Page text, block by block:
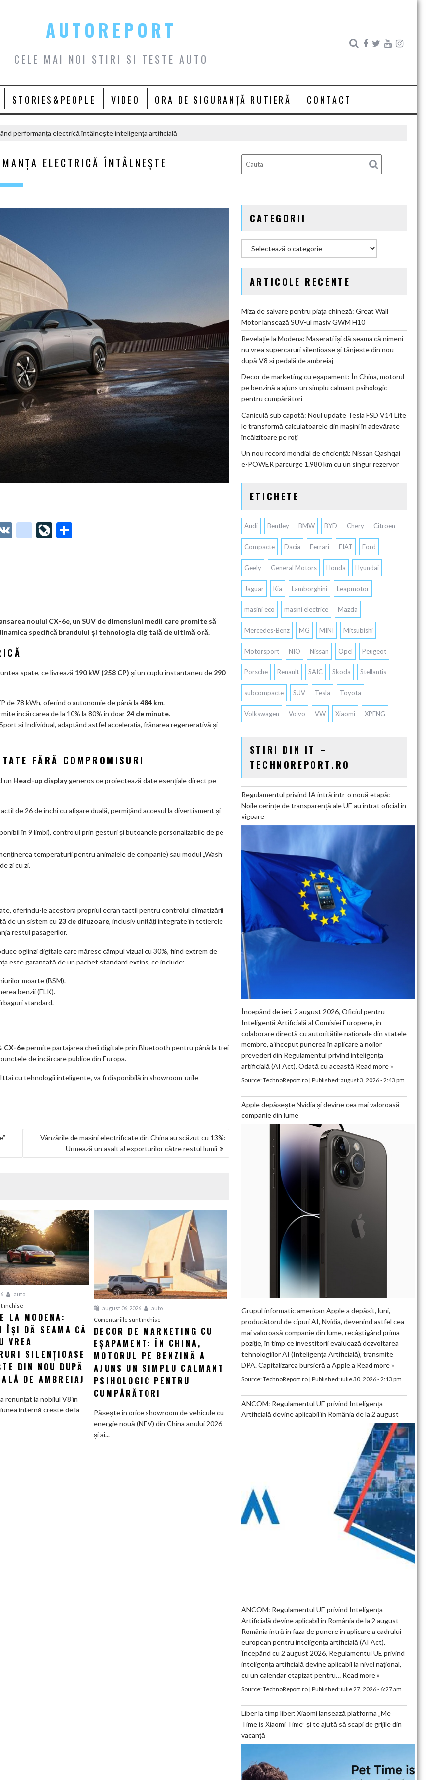
AUTOREPORT
CELE MAI NOI STIRI SI TESTE AUTO
STORIES&PEOPLE VIDEO ORA DE SIGURANȚĂ RUTIERĂ CONTACT
performanța electrică întâlnește inteligența artificială
ELECTRICĂ ÎNTÂLNEȘTE
g
o
o
m
ks
Li
noului CX-6e, un SUV de dimensiuni medii care promite să
specifică brandului și tehnologia digitală de ultimă oră.
spate, ce livrează 190 kW (258 CP) și un cuplu instantaneu de 290
de 78 kWh, oferind o autonomie de până la 484 km.
încărcarea de la 10% la 80% în doar 24 de minute.
și Individual, adaptând astfel accelerația, frânarea regenerativă și
FĂRĂ COMPROMISURI
un Head-up displaygeneros ce proiectează date esențiale direct pe
de 26 de inchi cu afișare duală, permițând accesul la divertisment și
în 9 limbi), controlul prin gesturi și butoanele personalizabile de pe
temperaturii pentru animalele de companie) sau modul „Wash”
zi cu zi.
oferindu-le acestora propriul ecran tactil pentru controlul climatizării
de un sistem cu 23 de difuzoare, inclusiv unități integrate în tetierele
restul pasagerilor.
oglinzi digitale care măresc câmpul vizual cu 30%, fiind extrem de
este garantată de un pachet standard extins, ce include:
moarte (BSM).
benzii (ELK).
standard.
CX-6epermite partajarea cheii digitale prin Bluetooth pentru până la trei
de încărcare publice din Europa.
cu tehnologii inteligente, va fi disponibilă în showroom-urile
Vânzările de mașini electrificate din China au scăzut cu 13%:
Urmează un asalt al exporturilor către restul lumii
auto
închisepentru
Revelație
la
Modena:
își
dă
seama
nimeni
nu
LA MODENA:
ÎȘI DĂ SEAMA CĂ
VREA
SILENȚIOASE
DIN NOU DUPĂ
DE AMBREIAJ
renunțat la nobilul V8 în
internă crește de la
august 06, 2026
auto
Comentariile sunt închise
Decor
de
marketing
eșapament:
În
pe
benzină
DECOR DE MARKETING CU
EȘAPAMENT: ÎN CHINA,
MOTORUL PE BENZINĂ A
AJUNS UN SIMPLU CALMANT
PSIHOLOGIC PENTRU
CUMPĂRĂTORI
Pășește în orice showroom de vehicule cu
energie nouă (NEV) din China anului 2026
și ai...
CATEGORII
ARTICOLE RECENTE
Miza de salvare pentru piața chineză: Great Wall
Motor lansează SUV-ul masiv GWM H10
Revelație la Modena: Maserati își dă seama că nimeni
nu vrea supercaruri silențioase și tânjește din nou
după V8 și pedală de ambreiaj
Decor de marketing cu eșapament: În China, motorul
pe benzină a ajuns un simplu calmant psihologic
pentru cumpărători
Caniculă sub capotă: Noul update Tesla FSD V14 Lite
le transformă calculatoarele din mașini în adevărate
încălzitoare pe roți
Un nou record mondial de eficiență: Nissan Qashqai
e-POWER parcurge 1.980 km cu un singur rezervor
ETICHETE
Audi Bentley BMW BYD Chery Citroen
Compacte Dacia Ferrari FIAT Ford
Geely General Motors Honda Hyundai
Jaguar Kia Lamborghini Leapmotor
masini eco masini electrice Mazda
Mercedes-Benz MG MINI Mitsubishi
Motorsport NIO Nissan Opel Peugeot
Porsche Renault SAIC Skoda Stellantis
subcompacte SUV Tesla Toyota
Volkswagen Volvo VW Xiaomi XPENG
STIRI DIN IT –
TECHNOREPORT.RO
Regulamentul privind IA intră într-o nouă etapă:
Noile cerințe de transparență ale UE au intrat oficial în
vigoare
Începând de ieri, 2 august 2026, Oficiul pentru
Inteligență Artificială al Comisiei Europene, în
colaborare directă cu autoritățile naționale din statele
membre, a început punerea în aplicare a noilor
prevederi din Regulamentul privind inteligența
artificială (AI Act). Odată cu această Read more »
Source:TechnoReport.ro| Published:august 3, 2026 - 2:43 pm
Apple depășește Nvidia și devine cea mai valoroasă
companie din lume
Grupul informatic american Apple a depășit, luni,
producătorul de cipuri AI, Nvidia, devenind astfel cea
mai valoroasă companie din lume, recâștigând prima
poziție, în timp ce investitorii evaluează dezvoltarea
tehnologiilor AI (Inteligența Artificială), transmite
DPA. Capitalizarea bursieră a Apple a Read more »
Source:TechnoReport.ro| Published:iulie 30, 2026 - 2:13 pm
ANCOM: Regulamentul UE privind Inteligența
Artificială devine aplicabil în România de la 2 august
ANCOM: Regulamentul UE privind Inteligența
Artificială devine aplicabil în România de la 2 august
România intră în faza de punere în aplicare a cadrului
european pentru inteligența artificială (AI Act).
Începând cu 2 august 2026, Regulamentul UE privind
inteligența artificială devine aplicabil la nivel național,
cu un calendar etapizat pentru… Read more »
Source:TechnoReport.ro| Published:iulie 27, 2026 - 6:27 am
Liber la timp liber: Xiaomi lansează platforma „Me
Time is Xiaomi Time” și te ajută să scapi de grijile din
vacanță